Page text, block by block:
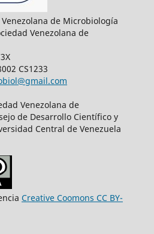
de Microbiología
Venezolana de
CS1233
Venezolana de
de Desarrollo Científico y
Central de Venezuela
Creative Coomons CC BY-